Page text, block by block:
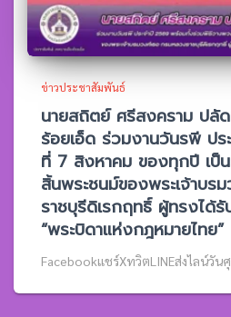
ข่าวประชาสัมพันธ์
นายสถิตย์ ศรีสงคราม ปลัด
ร้อยเอ็ด ร่วมงานวันรพี ป
ที่ 7 สิงหาคม ของทุกปี เป็
สิ้นพระชนม์ของพระเจ้าบร
ราชบุรีดิเรกฤทธิ์ ผู้ทรงได้
“พระบิดาแห่งกฎหมายไทย”
Facebookแชร์XทวิตLINEส่งไลน์วัน